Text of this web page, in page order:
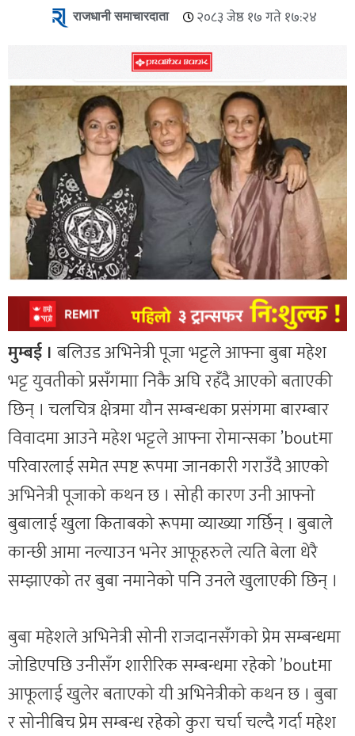
राजधानी समाचारदाता २०८३ जेष्ठ १७ गते १७:२४
मुम्बई । बलिउड अभिनेत्री पूजा भट्टले आफ्ना बुबा महेश
भट्ट युवतीको प्रसँगमाा निकै अघि रहँदै आएको बताएकी
छिन् । चलचित्र क्षेत्रमा यौन सम्बन्धका प्रसंगमा बारम्बार
विवादमा आउने महेश भट्टले आफ्ना रोमान्सका ’boutमा
परिवारलाई समेत स्पष्ट रूपमा जानकारी गराउँदै आएको
अभिनेत्री पूजाको कथन छ । सोही कारण उनी आफ्नो
बुबालाई खुला किताबको रूपमा व्याख्या गर्छिन् । बुबाले
कान्छी आमा नल्याउन भनेर आफूहरुले त्यति बेला धेरै
सम्झाएको तर बुबा नमानेको पनि उनले खुलाएकी छिन् ।
बुबा महेशले अभिनेत्री सोनी राजदानसँगको प्रेम सम्बन्धमा
जोडिएपछि उनीसँग शारीरिक सम्बन्धमा रहेको ’boutमा
आफूलाई खुलेर बताएको यी अभिनेत्रीको कथन छ । बुबा
र सोनीबिच प्रेम सम्बन्ध रहेको कुरा चर्चा चल्दै गर्दा महेश